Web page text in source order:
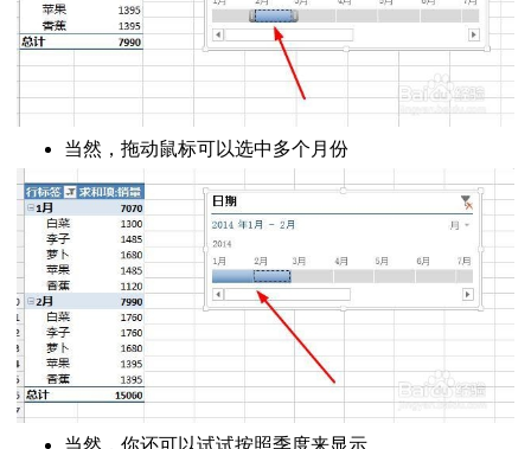
当然，拖动鼠标可以选中多个月份